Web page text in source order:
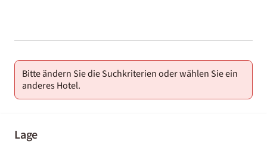
01-02
Bitte ändern Sie die Suchkriterien oder wählen Sie ein
anderes Hotel.
Lage